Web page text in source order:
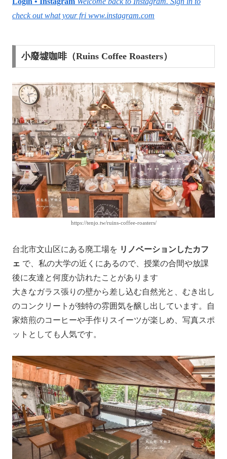
check out what your fri www.instagram.com
小廢墟咖啡（Ruins Coffee Roasters）
https://tenjo.tw/ruins-coffee-roasters/
台北市文山区にある廃工場を リノベーションしたカフ
ェ で、私の大学の近くにあるので、授業の合間や放課
後に友達と何度か訪れたことがあります
大きなガラス張りの壁から差し込む自然光と、むき出し
のコンクリートが独特の雰囲気を醸し出しています。自
家焙煎のコーヒーや手作りスイーツが楽しめ、写真スポ
ットとしても人気です。